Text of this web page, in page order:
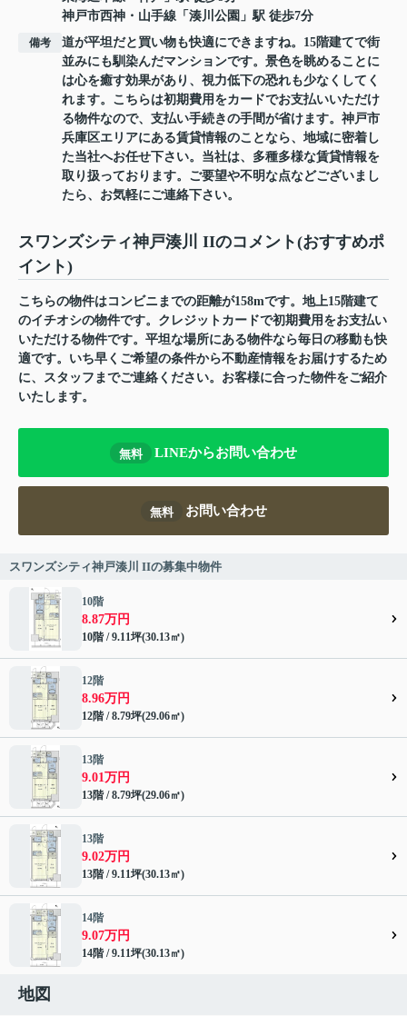
神戸市西神・山手線 「 湊川公園 」駅 徒歩7分
備考
道が平坦だと買い物も快適にできますね。15階建てで街
並みにも馴染んだマンションです。景色を眺めることに
は心を癒す効果があり、視力低下の恐れも少なくしてく
れます。こちらは初期費用をカードでお支払いいただけ
る物件なので、支払い手続きの手間が省けます。神戸市
兵庫区エリアにある賃貸情報のことなら、地域に密着し
た当社へお任せ下さい。当社は、多種多様な賃貸情報を
取り扱っております。ご要望や不明な点などございまし
たら、お気軽にご連絡下さい。
スワンズシティ神戸湊川 IIのコメント(おすすめポ
イント)
こちらの物件はコンビニまでの距離が158mです。地上15階建て
のイチオシの物件です。クレジットカードで初期費用をお支払い
いただける物件です。平坦な場所にある物件なら毎日の移動も快
適です。いち早くご希望の条件から不動産情報をお届けするため
に、スタッフまでご連絡ください。お客様に合った物件をご紹介
いたします。
無料 LINEからお問い合わせ
無料 お問い合わせ
スワンズシティ神戸湊川 IIの募集中物件
10階
8.87万円
10階 / 9.11坪(30.13㎡)
12階
8.96万円
12階 / 8.79坪(29.06㎡)
13階
9.01万円
13階 / 8.79坪(29.06㎡)
13階
9.02万円
13階 / 9.11坪(30.13㎡)
14階
9.07万円
14階 / 9.11坪(30.13㎡)
地図